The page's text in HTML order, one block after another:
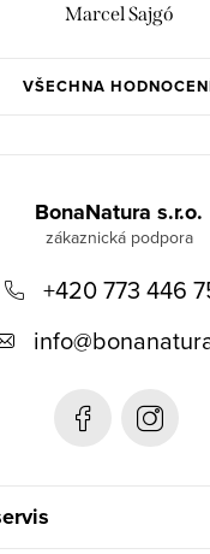
VŠECHNA
Marcel Sajgó
BonaNatura s.r.o.
+420 773 446
info@